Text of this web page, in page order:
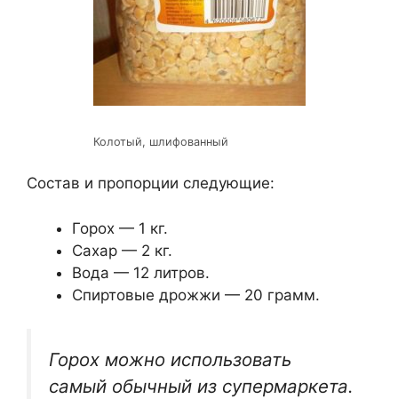
Колотый, шлифованный
Состав и пропорции следующие:
Горох — 1 кг.
Сахар — 2 кг.
Вода — 12 литров.
Спиртовые дрожжи — 20 грамм.
Горох можно использовать
самый обычный из супермаркета.